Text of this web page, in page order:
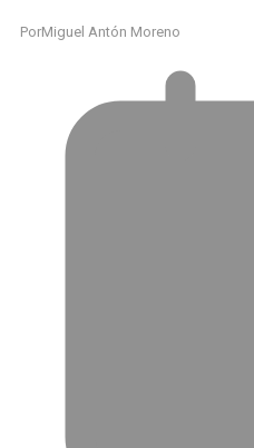
PorMiguel Antón Moreno